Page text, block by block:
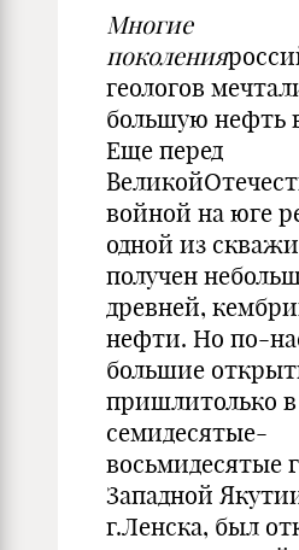
Многие
поколения
геологов
большую нефть
Еще перед
войной на юге
одной из
получен
древней,
нефти. Но по-
большие
пришлитолько в
семидесятые-
восьмидесятые
Западной
г.Ленска, был